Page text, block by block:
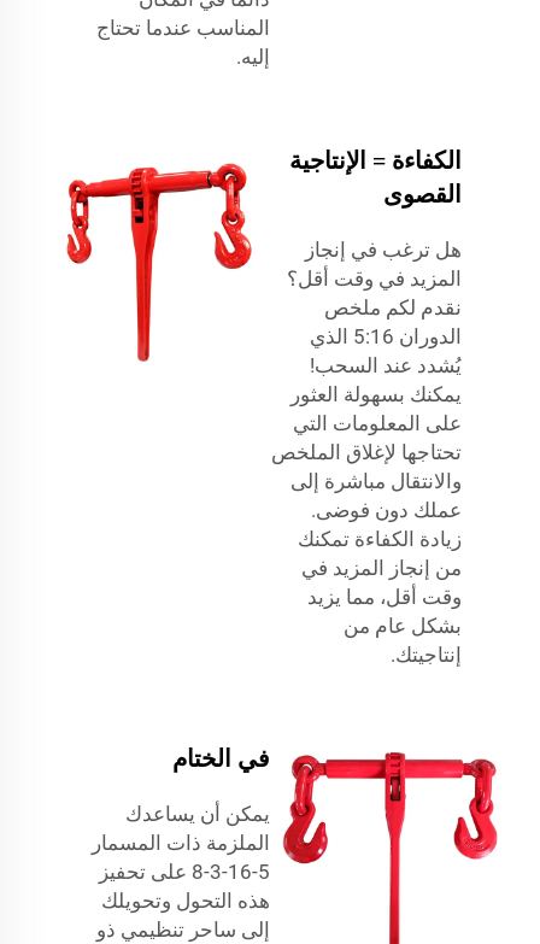
المناسب عندما تحتاج
إليه.
الكفاءة = الإنتاجية
القصوى
هل ترغب في إنجاز
المزيد في وقت أقل؟
نقدم لكم ملخص
الدوران 5:16 الذي
يُشدد عند السحب!
يمكنك بسهولة العثور
على المعلومات التي
تحتاجها لإغلاق الملخص
والانتقال مباشرة إلى
عملك دون فوضى.
زيادة الكفاءة تمكنك
من إنجاز المزيد في
وقت أقل، مما يزيد
بشكل عام من
إنتاجيتك.
في الختام
يمكن أن يساعدك
الملزمة ذات المسمار
5-16-3-8 على تحفيز
هذه التحول وتحويلك
إلى ساحر تنظيمي ذو